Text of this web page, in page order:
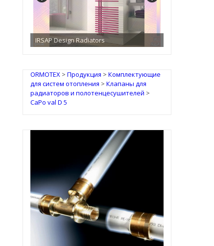
IRSAP Design Radiators
ORMOTEX> Продукция > Комплектующие
для систем отопления > Клапаны для
радиаторов и полотенцесушителей >
CaPo val D 5